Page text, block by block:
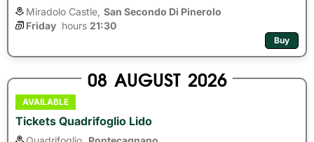
Miradolo Castle, San Secondo Di Pinerolo
Friday hours 21:30
Buy
08 AUGUST 2026
AVAILABLE
Tickets Quadrifoglio Lido